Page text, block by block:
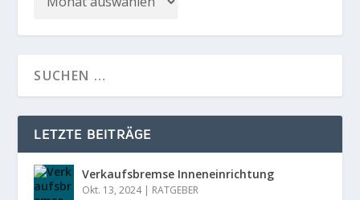
LETZTE BEITRÄGE
Verkaufsbremse Inneneinrichtung
Okt. 13, 2024| RATGEBER